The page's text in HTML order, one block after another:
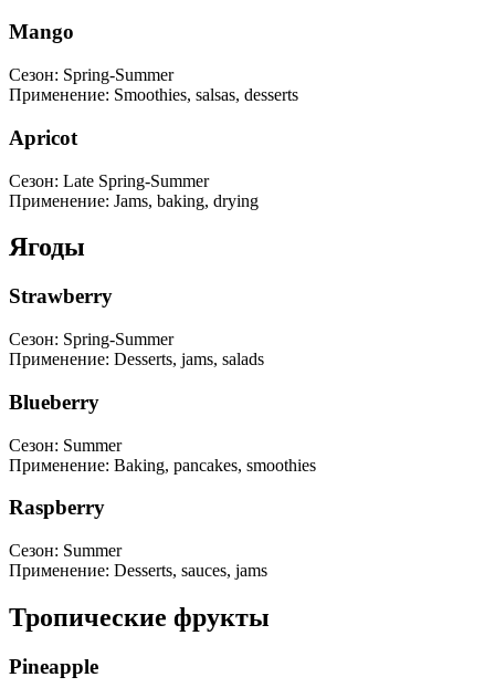
Mango
Сезон: Spring-Summer
Применение: Smoothies, salsas, desserts
Apricot
Сезон: Late Spring-Summer
Применение: Jams, baking, drying
Ягоды
Strawberry
Сезон: Spring-Summer
Применение: Desserts, jams, salads
Blueberry
Сезон: Summer
Применение: Baking, pancakes, smoothies
Raspberry
Сезон: Summer
Применение: Desserts, sauces, jams
Тропические фрукты
Pineapple